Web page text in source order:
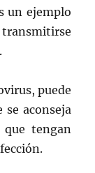
un ejemplo
puede
aconseja
tengan